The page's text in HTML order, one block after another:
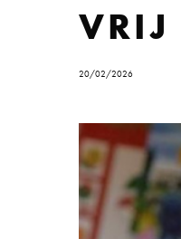
VRIJ
20/02/2026